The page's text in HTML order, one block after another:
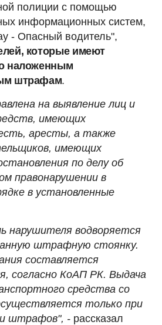
полиции с помощью
информационных систем,
- Опасный водитель",
которые имеют
наложенным
штрафам.
на выявление лиц и
имеющих
аресты, а также
имеющих
по делу об
правонарушении в
в установленные
нарушителя водворяется
штрафную стоянку.
составляется
согласно КоАП РК. Выдача
средства со
только при
штрафов", - рассказал